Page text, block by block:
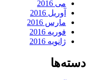
می 2016
آوریل 2016
مارس 2016
فوریه 2016
ژانویه 2016
دسته‌ها